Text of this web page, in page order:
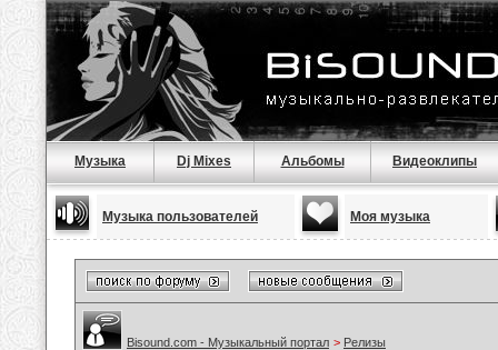
Музыка Dj Mixes Альбомы Видеоклипы
Музыка пользователей Моя музыка
Bisound.com - Музыкальный портал > Релизы